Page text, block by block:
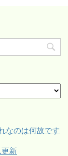
なのは何故です
更新